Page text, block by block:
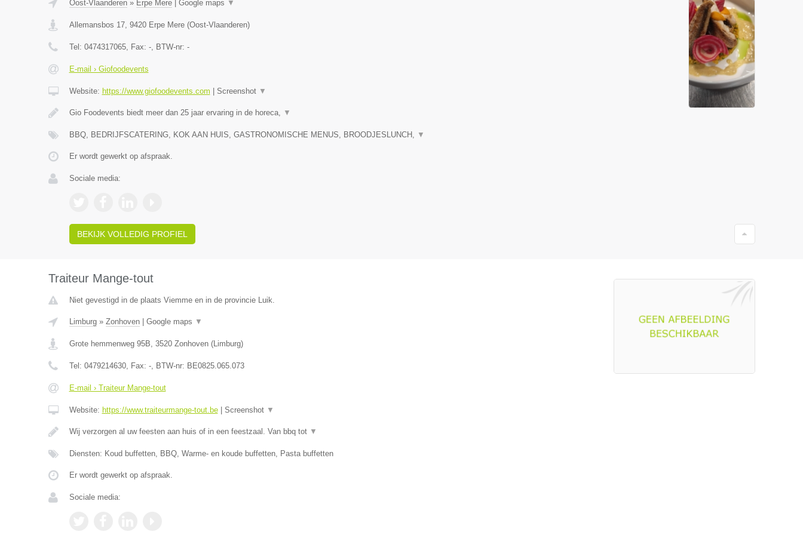
Oost-Vlaanderen» Erpe Mere| Google maps ▼
Allemansbos 17, 9420 Erpe Mere(Oost-Vlaanderen)
Tel: 0474317065, Fax: -, BTW-nr: -
E-mail › Giofoodevents
Website: https://www.giofoodevents.com Screenshot ▼
Gio Foodevents biedt meer dan 25 jaar ervaring in de horeca, ▼
BBQ, BEDRIJFSCATERING, KOK AAN HUIS, GASTRONOMISCHE MENUS, BROODJESLUNCH, ▼
Er wordt gewerkt op afspraak.
Sociale media:
BEKIJK VOLLEDIG PROFIEL
Traiteur Mange-tout
Niet gevestigd in de plaats Viemme en in de provincie Luik.
Limburg» Zonhoven| Google maps ▼
Grote hemmenweg 95B, 3520 Zonhoven(Limburg)
Tel: 0479214630, Fax: -, BTW-nr: BE0825.065.073
E-mail › Traiteur Mange-tout
Website: https://www.traiteurmange-tout.be| Screenshot ▼
Wij verzorgen al uw feesten aan huis of in een feestzaal. Van bbq tot ▼
Diensten: Koud buffetten, BBQ, Warme- en koude buffetten, Pasta buffetten
Er wordt gewerkt op afspraak.
Sociale media: